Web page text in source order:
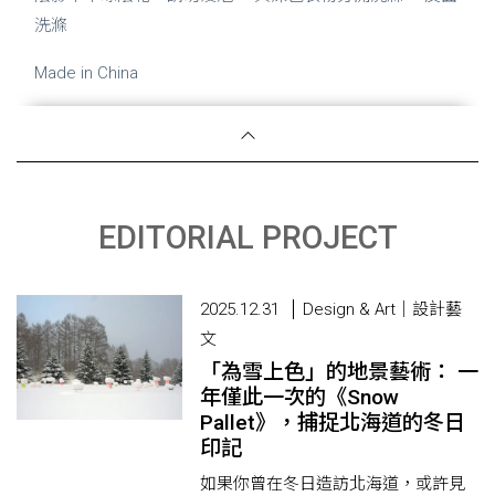
洗滌
Made in China
EDITORIAL PROJECT
2025.12.31
Design & Art｜設計藝
文
「為雪上色」的地景藝術： 一
年僅此一次的《Snow
Pallet》，捕捉北海道的冬日
印記
如果你曾在冬日造訪北海道，或許見